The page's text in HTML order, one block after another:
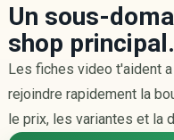
Un sous-
shop principal.
Les fiches video t'aident
rejoindre rapidement la
le prix, les variantes et la